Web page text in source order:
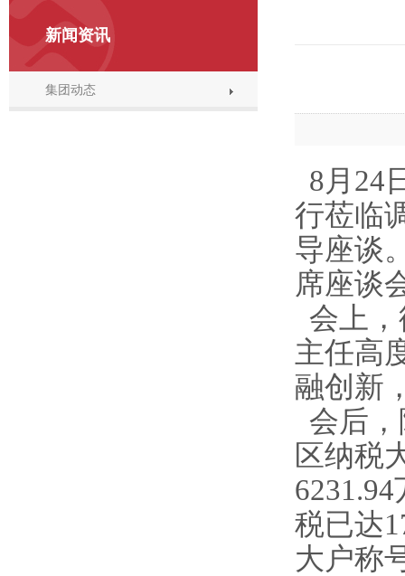
8月24
行莅临
导座谈
席座谈
会上
主任高
融创新
会后
区纳税
税已达
大户称
新闻资讯
集团动态